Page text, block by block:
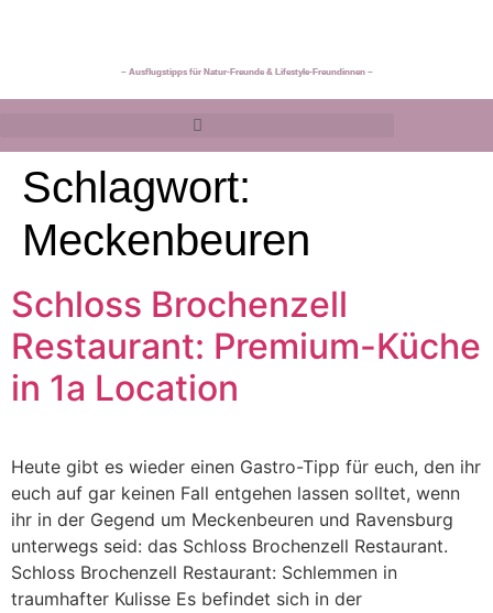
~ Ausflugstipps für Natur-Freunde & Lifestyle-Freundinnen ~
Schlagwort:
Meckenbeuren
Schloss Brochenzell
Restaurant: Premium-Küche
in 1a Location
Heute gibt es wieder einen Gastro-Tipp für euch, den ihr
euch auf gar keinen Fall entgehen lassen solltet, wenn
ihr in der Gegend um Meckenbeuren und Ravensburg
unterwegs seid: das Schloss Brochenzell Restaurant.
Schloss Brochenzell Restaurant: Schlemmen in
traumhafter Kulisse Es befindet sich in der